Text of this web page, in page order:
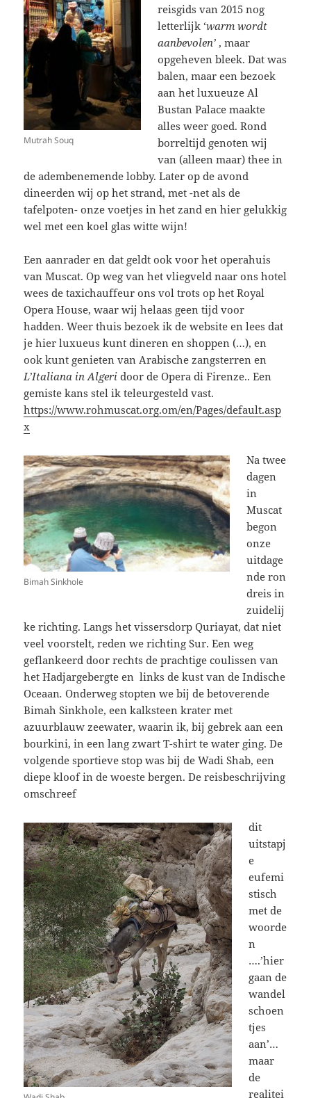
Mutrah Souq
reisgids van 2015 nog
letterlijk ‘warm wordt
aanbevolen’ , maar
opgeheven bleek. Dat was
balen, maar een bezoek
aan het luxueuze Al
Bustan Palace maakte
alles weer goed. Rond
borreltijd genoten wij
van (alleen maar) thee in
de adembenemende lobby. Later op de avond
dineerden wij op het strand, met -net als de
tafelpoten- onze voetjes in het zand en hier gelukkig
wel met een koel glas witte wijn!
Een aanrader en dat geldt ook voor het operahuis
van Muscat. Op weg van het vliegveld naar ons hotel
wees de taxichauffeur ons vol trots op het Royal
Opera House, waar wij helaas geen tijd voor
hadden. Weer thuis bezoek ik de website en lees dat
je hier luxueus kunt dineren en shoppen (…), en
ook kunt genieten van Arabische zangsterren en
L’Italiana in Algeri door de Opera di Firenze.. Een
gemiste kans stel ik teleurgesteld vast.
https://www.rohmuscat.org.om/en/Pages/default.asp
x
Bimah Sinkhole
Na twee
dagen
in
Muscat
begon
onze
uitdage
nde ron
dreis in
zuidelij
ke richting. Langs het vissersdorp Quriayat, dat niet
veel voorstelt, reden we richting Sur. Een weg
geflankeerd door rechts de prachtige coulissen van
het Hadjargebergte en links de kust van de Indische
Oceaan.Onderweg stopten we bij de betoverende
Bimah Sinkhole, een kalksteen krater met
azuurblauw zeewater, waarin ik, bij gebrek aan een
bourkini, in een lang zwart T-shirt te water ging. De
volgende sportieve stop was bij de Wadi Shab, een
diepe kloof in de woeste bergen. De reisbeschrijving
omschreef
dit
uitstapj
e
eufemi
stisch
met de
woorde
n
….’hier
gaan de
wandel
schoen
tjes
aan’…
maar
de
realitei